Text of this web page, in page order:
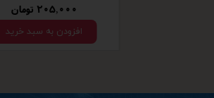
۲۰۵,۰۰۰ تومان
افزودن به سبد خرید